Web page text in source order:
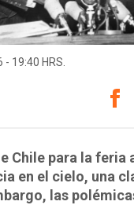
- 19:40 HRS.
Chile para la feria
en el cielo, una
las